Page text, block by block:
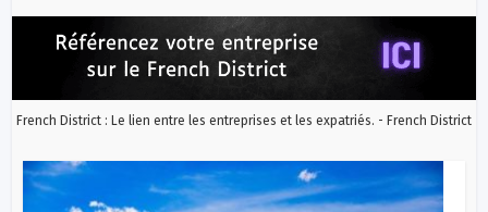
French District : Le lien entre les entreprises et les expatriés. - French District